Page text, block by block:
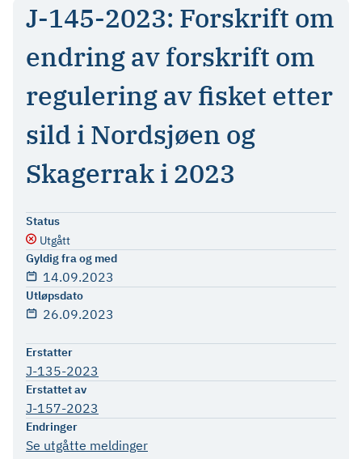
J-145-2023: Forskrift om
endring av forskrift om
regulering av fisket etter
sild i Nordsjøen og
Skagerrak i 2023
Status
Utgått
Gyldig fra og med
14.09.2023
Utløpsdato
26.09.2023
Erstatter
J-135-2023
Erstattet av
J-157-2023
Endringer
Se utgåtte meldinger